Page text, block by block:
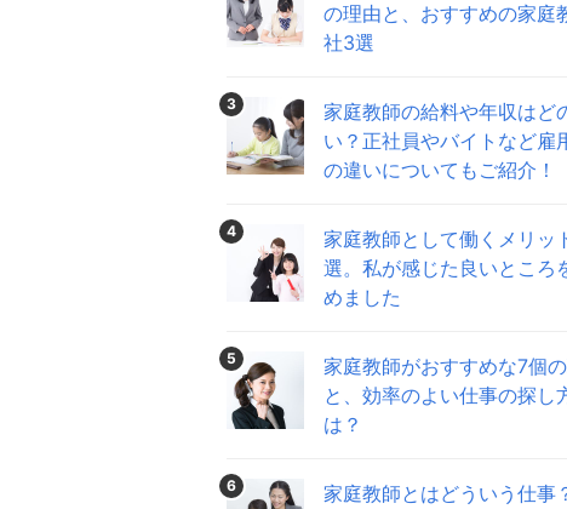
の理由と、おすすめの家庭
社3選
3
家庭教師の給料や年収はど
い？正社員やバイトなど雇
の違いについてもご紹介！
4
家庭教師として働くメリッ
選。私が感じた良いところ
めました
5
家庭教師がおすすめな7個
と、効率のよい仕事の探し
は？
6
家庭教師とはどういう仕事